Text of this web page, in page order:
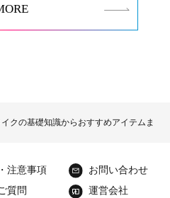
クの基礎知識からおすすめアイテムま
注意事項
質問
お問い合わせ
運営会社